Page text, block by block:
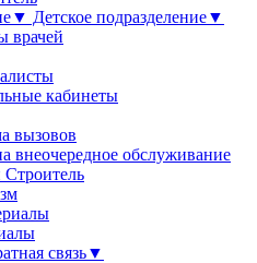
Детское подразделение▼
врачей
кабинеты
вызовов
внеочередное обслуживание
связь▼